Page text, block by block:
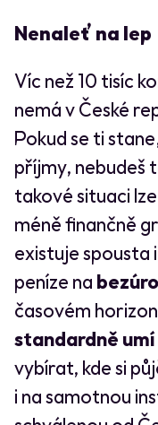
Nenaleť na lep
Víc než 10 tisíc
nemá v České
Pokud se ti
příjmy, nebudeš
takové situaci
méně finančně
existuje spousta
peníze na
časovém
standardně umí
vybírat, kde si
i na samotnou